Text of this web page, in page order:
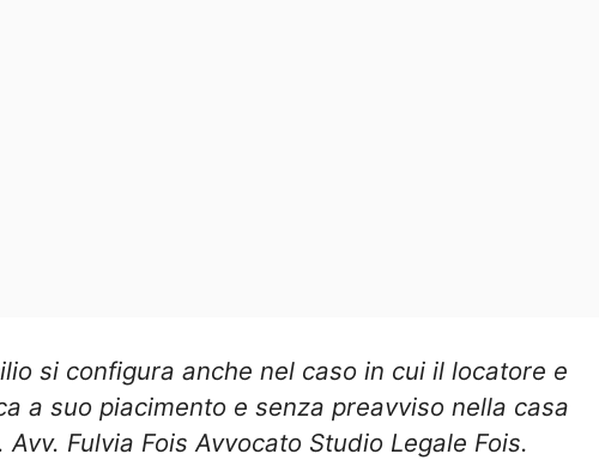
si configura anche nel caso in cui il locatore e
a suo piacimento e senza preavviso nella casa
Fulvia Fois Avvocato Studio Legale Fois.